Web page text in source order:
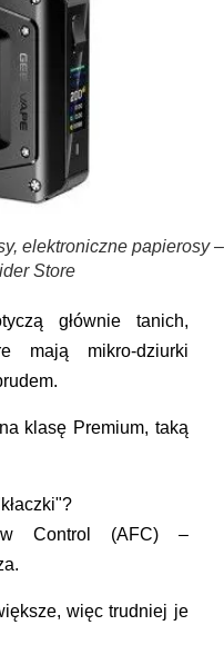
elektroniczne papierosy –
Store
głównie tanich,
mają mikro-dziurki
klasę Premium, taką
Control (AFC) –
.
więc trudniej je